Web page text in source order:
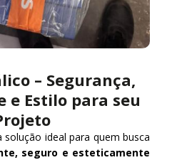
– Segurança,
e Estilo para seu
solução ideal para quem busca
seguro e esteticamente